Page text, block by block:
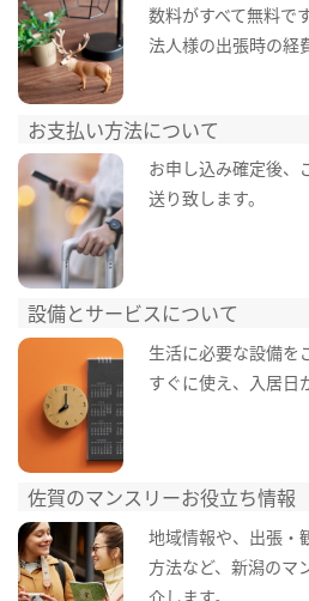
数料がすべて無料で
法人様の出張時の経
お支払い方法について
お申し込み確定後、
送り致します。
設備とサービスについて
生活に必要な設備を
すぐに使え、入居日
佐賀のマンスリーお役立ち情報
地域情報や、出張・
方法など、新潟のマ
介します。